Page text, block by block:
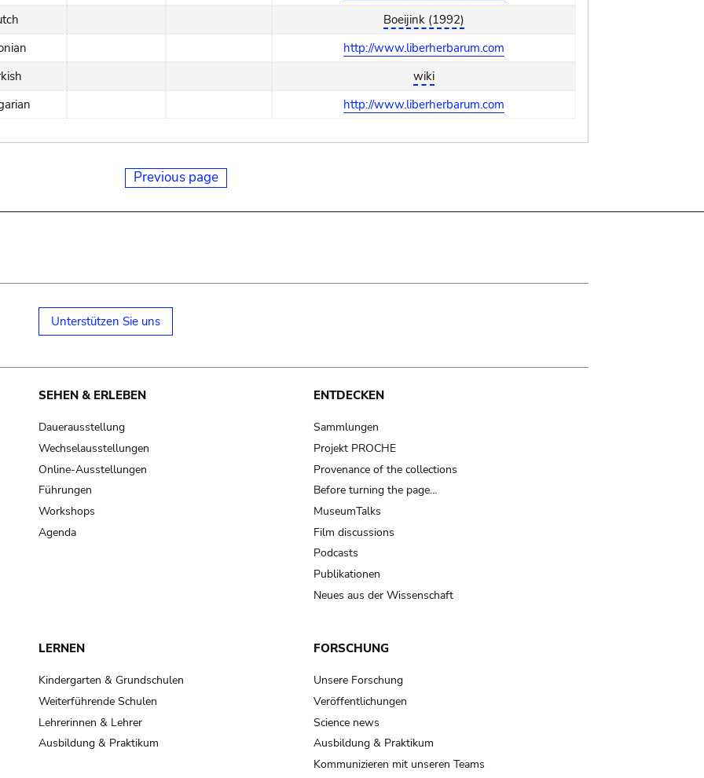
Boeijink (1992)
http://www.liberherbarum.com
wiki
http://www.liberherbarum.com
Previous page
Unterstützen Sie uns
SEHEN & ERLEBEN
Dauerausstellung
Wechselausstellungen
Online-Ausstellungen
Führungen
Workshops
Agenda
ENTDECKEN
Sammlungen
Projekt PROCHE
Provenance of the collections
Before turning the page…
MuseumTalks
Film discussions
Podcasts
Publikationen
Neues aus der Wissenschaft
LERNEN
Kindergarten & Grundschulen
Weiterführende Schulen
Lehrerinnen & Lehrer
Ausbildung & Praktikum
FORSCHUNG
Unsere Forschung
Veröffentlichungen
Science news
Ausbildung & Praktikum
Kommunizieren mit unseren Teams